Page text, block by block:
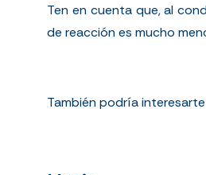
Ten en cuenta que,al c
de reacción es mucho
También podría interesarte